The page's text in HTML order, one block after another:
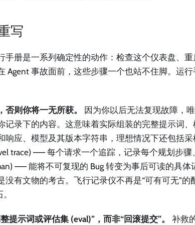
写
手册是一系列确定性的动作：检查这个仪表盘、
Agent 事故面前，这些步骤一个也站不住脚。运
则你将一无所获。
因为你以后无法复现故障，
记录下的内容。这意味着实际组装的完整提示词、
响应、模型及其版本字符串，理想情况下还包括
trace) —— 每个请求一个追踪，记录每个规划步骤
—— 能将不可复现的 Bug 转变为事后可读的具体
没有文物的考古。飞行记录仪不再是“可有可无”的
提示词或评估集 (eval)”，而非“回滚提交”。
补救